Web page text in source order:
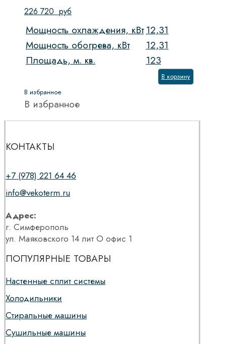
226 720 руб
Мощность охлаждения, кВт 12,31
Мощность обогрева, кВт
12,31
Площадь, м. кв.
123
В корзину
В избранное
В избранное
КОНТАКТЫ
+7 (978) 221 64 46
info@vekoterm.ru
Адрес:
г. Симферополь
ул. Маяковского 14 лит О офис 1
ПОПУЛЯРНЫЕ ТОВАРЫ
Настенные сплит системы
Холодильники
Стиральные машины
Сушильные машины